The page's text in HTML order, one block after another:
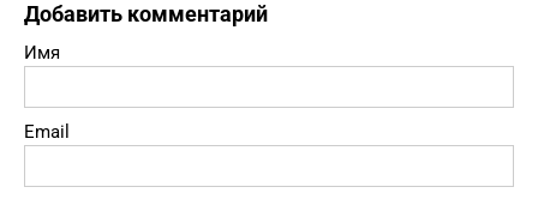
Добавить комментарий
Имя
Email